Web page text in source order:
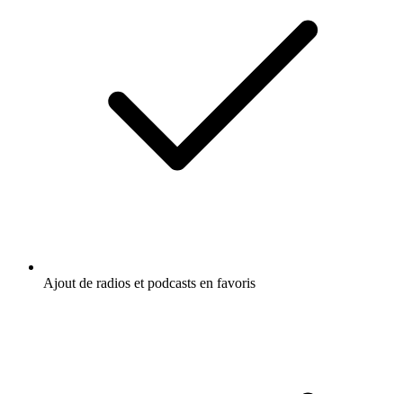
Ajout de radios et podcasts en favoris